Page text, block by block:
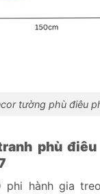
tường phù điêu
phù
phi hành gia